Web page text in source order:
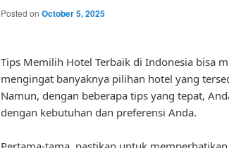
Posted on October 5, 2025
Tips Memilih Hotel Terbaik di Indonesia bisa
mengingat banyaknya pilihan hotel yang
Namun, dengan beberapa tips yang tepat,
dengan kebutuhan dan preferensi Anda.